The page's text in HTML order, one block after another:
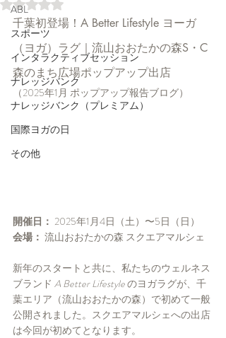
ABL
スポーツ
インタラクティブセッション
ナレッジバンク
ナレッジバンク（プレミアム）
国際ヨガの日
その他
5つ星のうちNaNと評価されています。
千葉初登場！A Better Lifestyle ヨーガ
（ヨガ）ラグ｜流山おおたかの森S・C
森のまち広場ポップアップ出店
（2025年1月 ポップアップ報告ブログ）
開催日： 2025年1月4日（土）〜5日（日）
会場： 流山おおたかの森 スクエアマルシェ
新年のスタートと共に、私たちのウェルネス
ブランド A Better Lifestyle のヨガラグが、千
葉エリア（流山おおたかの森）で初めて一般
公開されました。スクエアマルシェへの出店
は今回が初めてとなります。